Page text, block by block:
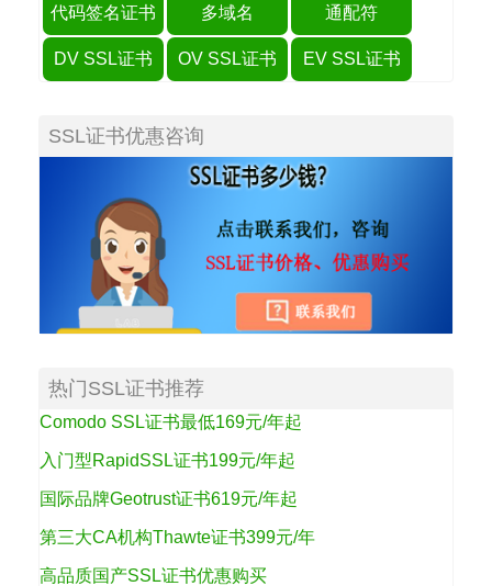
代码签名证书 多域名 通配符
DV SSL证书 OV SSL证书 EV SSL证书
SSL证书优惠咨询
热门SSL证书推荐
Comodo SSL证书最低169元/年起
入门型RapidSSL证书199元/年起
国际品牌Geotrust证书619元/年起
第三大CA机构Thawte证书399元/年
高品质国产SSL证书优惠购买